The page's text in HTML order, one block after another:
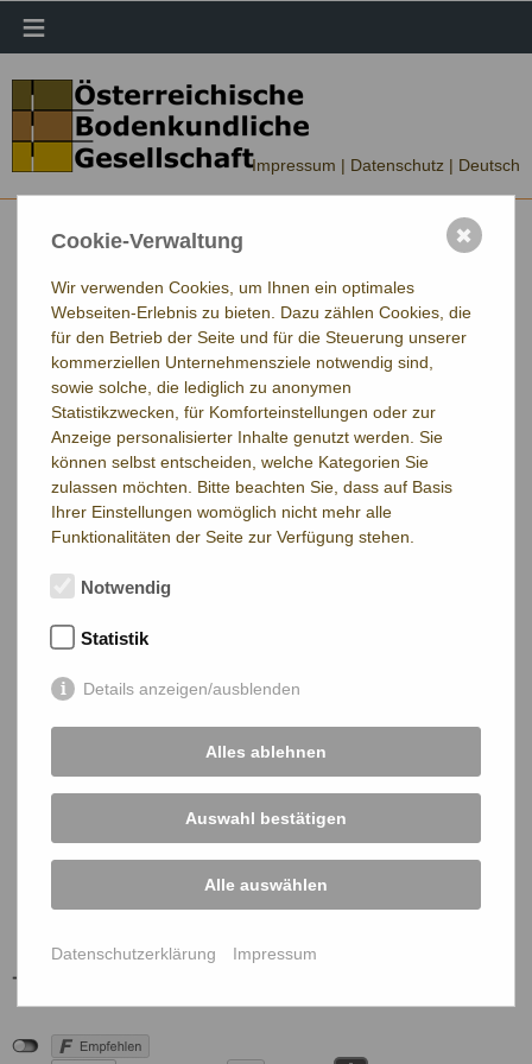
≡
Impressum | Datenschutz | Deutsch
Cookie-Verwaltung
Wir verwenden Cookies, um Ihnen ein optimales
Webseiten-Erlebnis zu bieten. Dazu zählen Cookies, die
für den Betrieb der Seite und für die Steuerung unserer
kommerziellen Unternehmensziele notwendig sind,
sowie solche, die lediglich zu anonymen
Statistikzwecken, für Komforteinstellungen oder zur
Anzeige personalisierter Inhalte genutzt werden. Sie
können selbst entscheiden, welche Kategorien Sie
zulassen möchten. Bitte beachten Sie, dass auf Basis
Ihrer Einstellungen womöglich nicht mehr alle
Funktionalitäten der Seite zur Verfügung stehen.
Notwendig
Statistik
Details anzeigen/ausblenden
Alles ablehnen
Auswahl bestätigen
Alle auswählen
Datenschutzerklärung Impressum
✖